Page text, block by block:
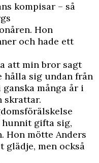
kompisar – så
Hon
och hade ett
att min bror sagt
sig undan från
många år i
skrattar.
hunnit gifta sig,
Hon mötte Anders
glädje, men också